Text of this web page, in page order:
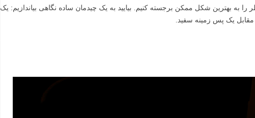
را به بهترین شکل ممکن برجسته کنیم. بیایید به یک چیدمان ساده نگاهی بیاندازیم: یک
یک پس زمینه سفید.